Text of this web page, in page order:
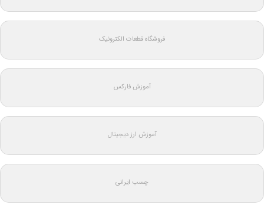
فروشگاه قطعات الکترونیک
آموزش فارکس
آموزش ارز دیجیتال
چسب ایرانی